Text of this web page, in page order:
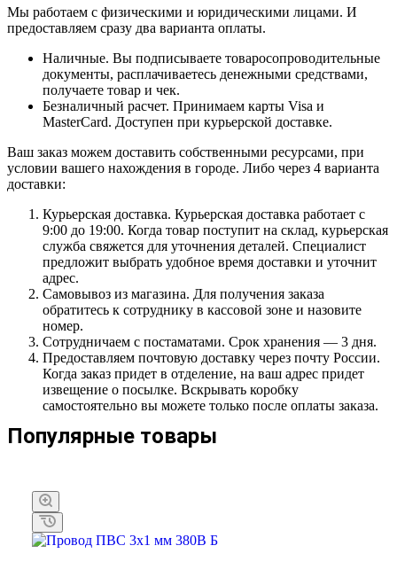
Мы работаем с физическими и юридическими лицами. И
предоставляем сразу два варианта оплаты.
Наличные. Вы подписываете товаросопроводительные
документы, расплачиваетесь денежными средствами,
получаете товар и чек.
Безналичный расчет. Принимаем карты Visa и
MasterCard. Доступен при курьерской доставке.
Ваш заказ можем доставить собственными ресурсами, при
условии вашего нахождения в городе. Либо через 4 варианта
доставки:
Курьерская доставка. Курьерская доставка работает с
9:00 до 19:00. Когда товар поступит на склад, курьерская
служба свяжется для уточнения деталей. Специалист
предложит выбрать удобное время доставки и уточнит
адрес.
Самовывоз из магазина. Для получения заказа
обратитесь к сотруднику в кассовой зоне и назовите
номер.
Сотрудничаем с постаматами. Срок хранения — 3 дня.
Предоставляем почтовую доставку через почту России.
Когда заказ придет в отделение, на ваш адрес придет
извещение о посылке. Вскрывать коробку
самостоятельно вы можете только после оплаты заказа.
Популярные товары